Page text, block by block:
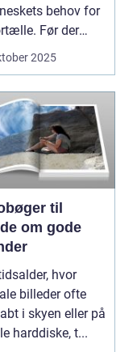
behov for
Før der
2025
til
om gode
hvor
billeder ofte
i skyen eller på
harddiske, t...